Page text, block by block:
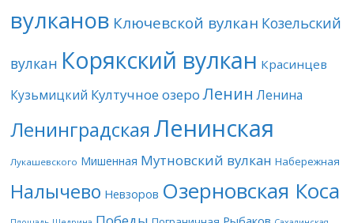
вулканов Ключевской вулкан Козельский
вулкан Корякский вулкан Красинцев
Кузьмицкий Култучное озеро Ленин Ленина
Ленинградская Ленинская
Лукашевского Мишенная Мутновский вулкан Набережная
Налычево Невзоров Озерновская Коса